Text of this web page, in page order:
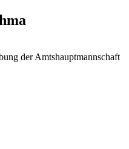
der Amtshauptmannschaft